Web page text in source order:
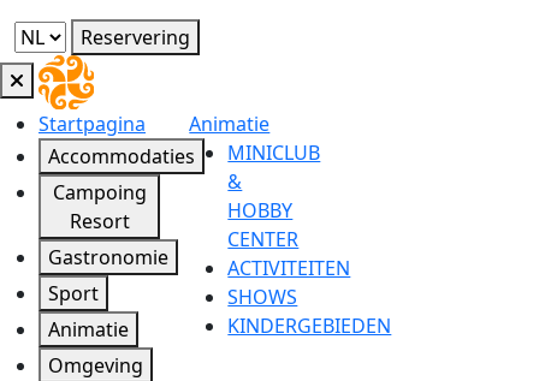
Reservering
Startpagina
Accommodaties
Campoing
Resort
Gastronomie
Sport
Animatie
Omgeving
Animatie
MINICLUB
&
HOBBY
CENTER
ACTIVITEITEN
SHOWS
KINDERGEBIEDEN